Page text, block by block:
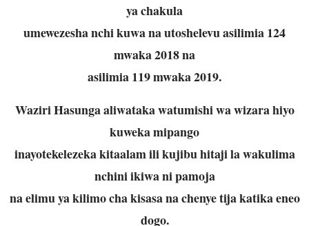
ya chakula
umewezesha nchi kuwa na utoshelevu asilimia 124
mwaka 2018 na
asilimia 119 mwaka 2019.
Waziri Hasunga aliwataka watumishi wa wizara hiyo
kuweka mipango
inayotekelezeka kitaalam ili kujibu hitaji la wakulima
nchini ikiwa ni pamoja
na elimu ya kilimo cha kisasa na chenye tija katika eneo
dogo.